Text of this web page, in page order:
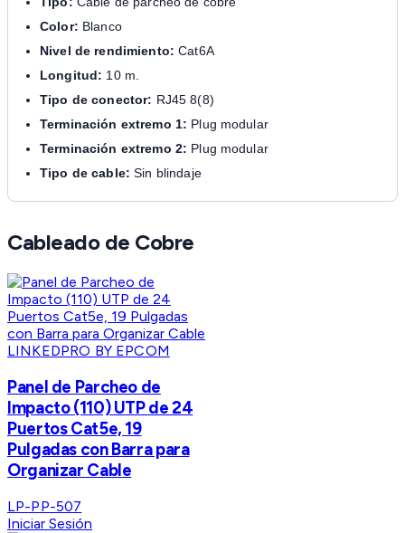
Color: Blanco
Nivel de rendimiento: Cat6A
Longitud: 10 m.
Tipo de conector: RJ45 8(8)
Terminación extremo 1: Plug modular
Terminación extremo 2: Plug modular
Tipo de cable: Sin blindaje
Cableado de Cobre
LINKEDPRO BY EPCOM
Panel de Parcheo de
Impacto (110) UTP de 24
Puertos Cat5e, 19
Pulgadas con Barra para
Organizar Cable
LP-PP-507
Iniciar Sesión